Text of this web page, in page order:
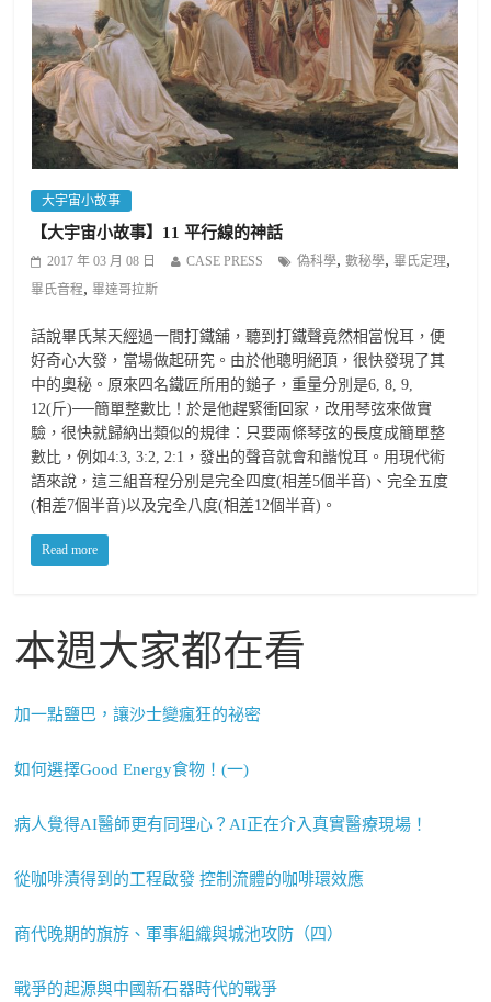
大宇宙小故事
【大宇宙小故事】11 平行線的神話
2017 年 03 月 08 日 CASE PRESS 偽科學,數秘學,畢氏定理,
畢氏音程,畢達哥拉斯
話說畢氏某天經過一間打鐵舖，聽到打鐵聲竟然相當悅耳，便
好奇心大發，當場做起研究。由於他聰明絕頂，很快發現了其
中的奧秘。原來四名鐵匠所用的鎚子，重量分別是6, 8, 9,
12(斤)──簡單整數比！於是他趕緊衝回家，改用琴弦來做實
驗，很快就歸納出類似的規律：只要兩條琴弦的長度成簡單整
數比，例如4:3, 3:2, 2:1，發出的聲音就會和諧悅耳。用現代術
語來說，這三組音程分別是完全四度(相差5個半音)、完全五度
(相差7個半音)以及完全八度(相差12個半音)。
Read more
本週大家都在看
加一點鹽巴，讓沙士變瘋狂的祕密
如何選擇Good Energy食物！(一)
病人覺得AI醫師更有同理心？AI正在介入真實醫療現場！
從咖啡漬得到的工程啟發 控制流體的咖啡環效應
商代晚期的旗斿、軍事組織與城池攻防（四）
戰爭的起源與中國新石器時代的戰爭